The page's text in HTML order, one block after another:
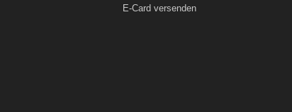
E-Card versenden